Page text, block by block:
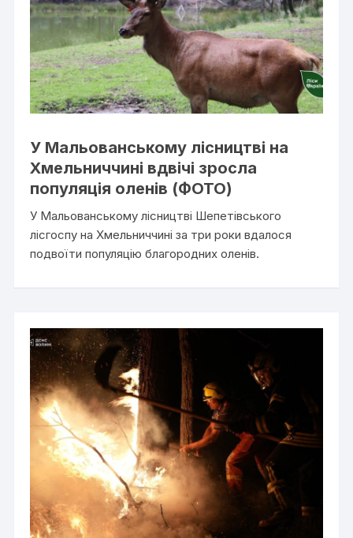
У Мальованському лісництві на
Хмельниччині вдвічі зросла
популяція оленів (ФОТО)
У Мальованському лісництві Шепетівського
лісгоспу на Хмельниччині за три роки вдалося
подвоїти популяцію благородних оленів.